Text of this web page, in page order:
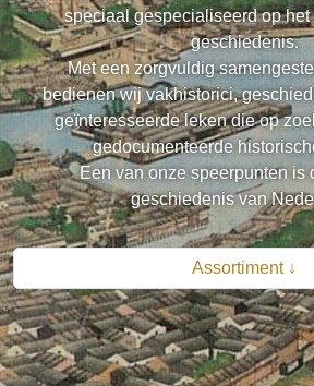
speciaal gespecialiseerd op het
geschiedenis.
Met een zorgvuldig
bedienen wij vakhistorici,
geïnteresseerde leken die op
gedocumenteerde
Een van onze speerpunten is
geschiedenis van
Assortiment ↓